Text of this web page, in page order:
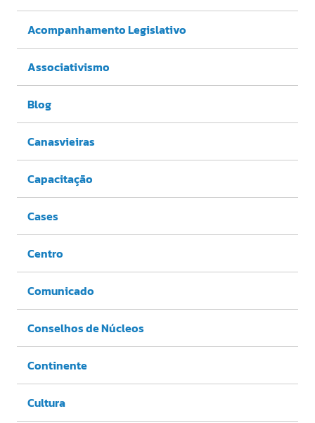
Acompanhamento Legislativo
Associativismo
Blog
Canasvieiras
Capacitação
Cases
Centro
Comunicado
Conselhos de Núcleos
Continente
Cultura